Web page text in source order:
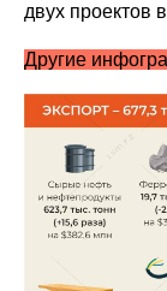
двух проектов
Другие